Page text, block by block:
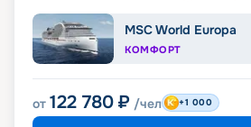
MSC World Europa
КОМФОРТ
от 122 780 ₽ /чел +1 000